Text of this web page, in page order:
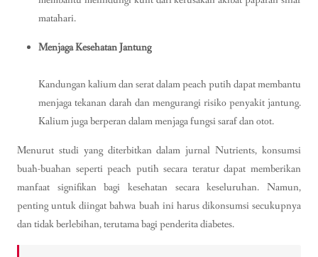
matahari.
Menjaga Kesehatan Jantung
Kandungan kalium dan serat dalam peach putih dapat membantu
menjaga tekanan darah dan mengurangi risiko penyakit jantung.
Kalium juga berperan dalam menjaga fungsi saraf dan otot.
Menurut studi yang diterbitkan dalam jurnal Nutrients, konsumsi
buah-buahan seperti peach putih secara teratur dapat memberikan
manfaat signifikan bagi kesehatan secara keseluruhan. Namun,
penting untuk diingat bahwa buah ini harus dikonsumsi secukupnya
dan tidak berlebihan, terutama bagi penderita diabetes.